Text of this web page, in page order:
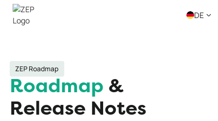
DE
ZEP Roadmap
Roadmap &
Release Notes